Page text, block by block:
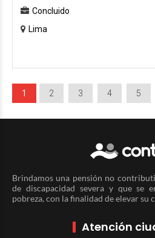
Concluido
Lima
1 2 3 4 5
Brindamos una pensión no
de discapacidad severa y que se
pobreza, con la finalidad de elevar su
Atención